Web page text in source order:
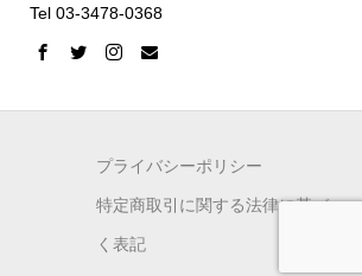
Tel 03-3478-0368
プライバシーポリシー
特定商取引に関する法律に基づ
く表記